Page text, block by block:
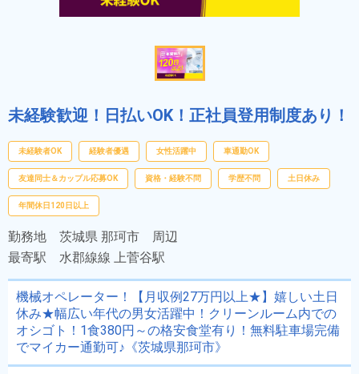
未経験歓迎！日払いOK！正社員登用制度あり！
未経験者OK 経験者優遇 女性活躍中 車通勤OK
友達同士＆カップル応募OK 資格・経験不問 学歴不問 土日休み
年間休日120日以上
勤務地 茨城県 那珂市 周辺
最寄駅 水郡線線 上菅谷駅
機械オペレーター！【月収例27万円以上★】嬉しい土日
休み★幅広い年代の男女活躍中！クリーンルーム内での
オシゴト！1食380円～の格安食堂有り！無料駐車場完備
でマイカー通勤可♪《茨城県那珂市》